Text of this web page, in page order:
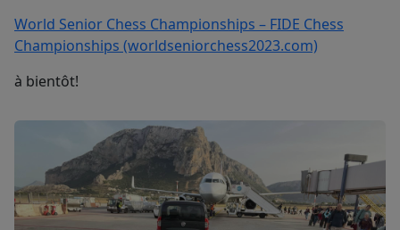
World Senior Chess Championships – FIDE Chess
Championships (worldseniorchess2023.com)
à bientôt!